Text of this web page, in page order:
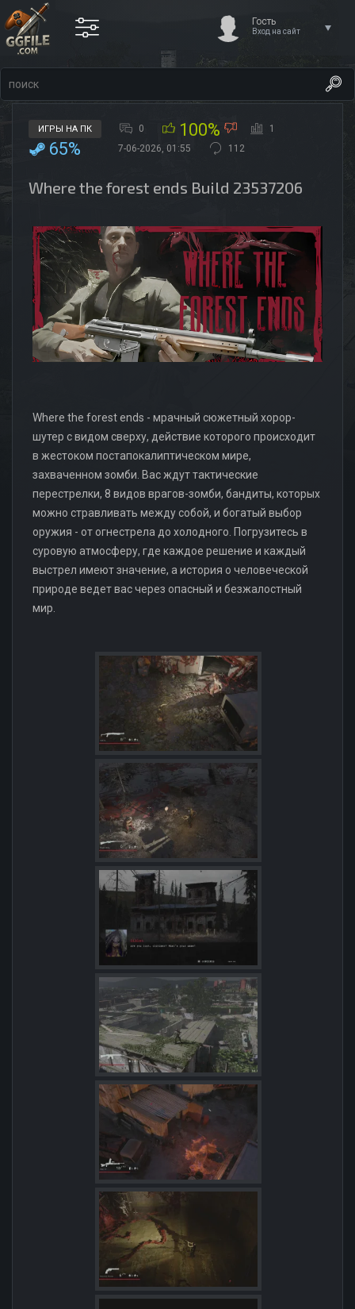
Гость
Вход на сайт
ИГРЫ НА ПК 0 100% 1
65% 7-06-2026, 01:55 112
Where the forest ends Build 23537206
Where the forest ends - мрачный сюжетный хорор-
шутер с видом сверху, действие которого происходит
в жестоком постапокалиптическом мире,
захваченном зомби. Вас ждут тактические
перестрелки, 8 видов врагов-зомби, бандиты, которых
можно стравливать между собой, и богатый выбор
оружия - от огнестрела до холодного. Погрузитесь в
суровую атмосферу, где каждое решение и каждый
выстрел имеют значение, а история о человеческой
природе ведет вас через опасный и безжалостный
мир.